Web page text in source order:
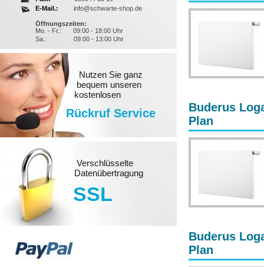
Buderus
Plan
Buderus
Plan
E-Mail.:
info@schwarte-shop.de
Öffnungszeiten:
Mo. - Fr.:
09:00 - 18:00 Uhr
Sa.:
09:00 - 13:00 Uhr
Nutzen Sie ganz
bequem unseren
kostenlosen
Rückruf Service
Verschlüsselte
Datenübertragung
SSL